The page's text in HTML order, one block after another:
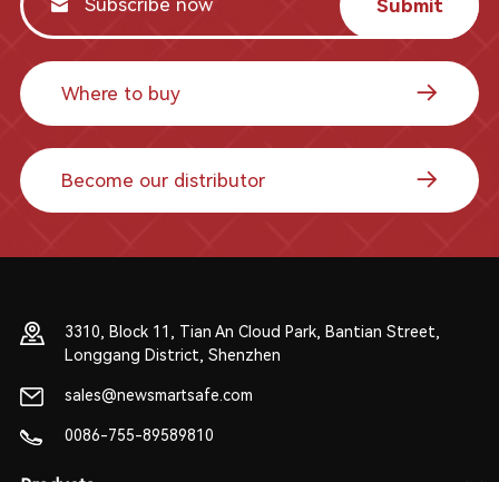
Submit
Where to buy
Become our distributor
3310, Block 11, Tian An Cloud Park, Bantian Street,
Longgang District, Shenzhen
sales@newsmartsafe.com
0086-755-89589810